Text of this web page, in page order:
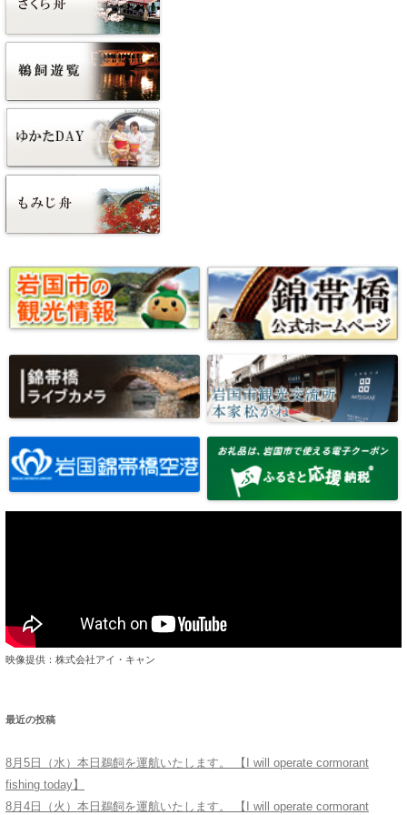
映像提供：株式会社アイ・キャン
最近の投稿
8月5日（水）本日鵜飼を運航いたします。 【I will operate cormorant
fishing today】
8月4日（火）本日鵜飼を運航いたします。 【I will operate cormorant